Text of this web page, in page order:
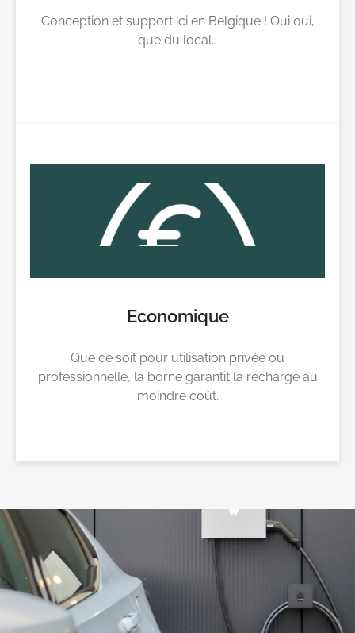
Conception et support ici en Belgique ! Oui oui,
que du local…
Economique
Que ce soit pour utilisation privée ou
professionnelle, la borne garantit la recharge au
moindre coût.